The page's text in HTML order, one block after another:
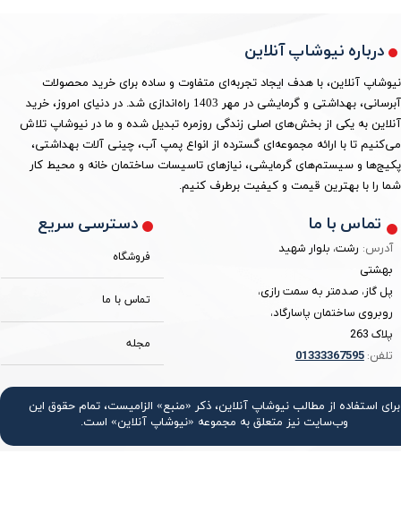
برای استفاده از مطالب نیوشاپ آنلاین، ذکر «منبع» الزامیست، تمام حقوق اين
وب‌سايت نیز متعلق به مجموعه «نیوشاپ آنلاین» است.
درباره نیوشاپ آنلاین
نیوشاپ آنلاین، با هدف ایجاد تجربه‌ای متفاوت و ساده برای خرید محصولات
آبرسانی، بهداشتی و گرمایشی در مهر 1403 راه‌اندازی شد. در دنیای امروز، خرید
آنلاین به یکی از بخش‌های اصلی زندگی روزمره تبدیل شده و ما در نیوشاپ تلاش
می‌کنیم تا با ارائه مجموعه‌ای گسترده از انواع پمپ آب، چینی آلات بهداشتی،
پکیج‌ها و سیستم‌های گرمایشی، نیازهای تاسیسات ساختمان خانه و محیط کار
شما را با بهترین قیمت و کیفیت برطرف کنیم.
دسترسی سریع
فروشگاه
تماس با ما
مجله
تماس با ما
آدرس: رشت، بلوار شهید
بهشتی
پل گاز، صدمتر به سمت رازی،
روبروی ساختمان پاسارگاد،
پلاک 263
تلفن:
01333367595